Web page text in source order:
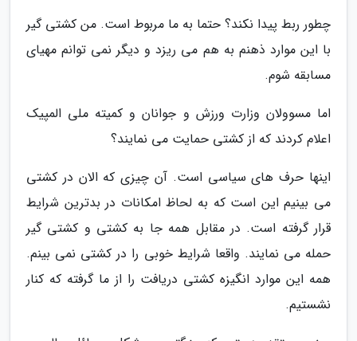
چطور ربط پیدا نکند؟ حتما به ما مربوط است. من کشتی گیر
با این موارد ذهنم به هم می ریزد و دیگر نمی توانم مهیای
مسابقه شوم.
اما مسوولان وزارت ورزش و جوانان و کمیته ملی المپیک
اعلام کردند که از کشتی حمایت می نمایند؟
اینها حرف های سیاسی است. آن چیزی که الان در کشتی
می بینیم این است که به لحاظ امکانات در بدترین شرایط
قرار گرفته است. در مقابل همه جا به کشتی و کشتی گیر
حمله می نمایند. واقعا شرایط خوبی را در کشتی نمی بینم.
همه این موارد انگیزه کشتی دریافت را از ما گرفته که کنار
نشستیم.